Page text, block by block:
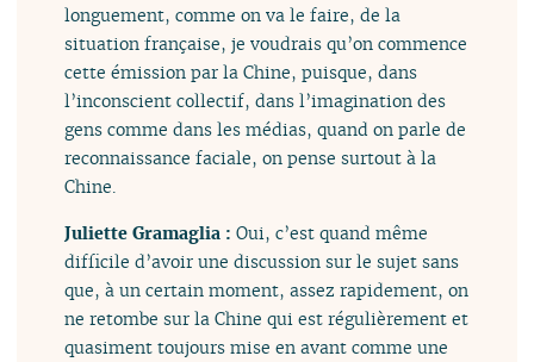
longuement, comme on va le faire, de la
situation française, je voudrais qu’on commence
cette émission par la Chine, puisque, dans
l’inconscient collectif, dans l’imagination des
gens comme dans les médias, quand on parle de
reconnaissance faciale, on pense surtout à la
Chine.
Juliette Gramaglia :Oui, c’est quand même
difficile d’avoir une discussion sur le sujet sans
que, à un certain moment, assez rapidement, on
ne retombe sur la Chine qui est régulièrement et
quasiment toujours mise en avant comme une